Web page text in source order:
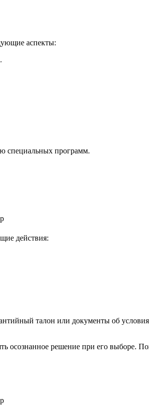
аспекты:
специальных программ.
действия:
талон или документы об
осознанное решение при его выборе.